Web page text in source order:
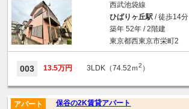
西武池袋線
ひばりヶ丘駅/ 徒歩14分
築年 52年 / 2階建
東京都西東京市栄町2
003 13.5万円 3LDK（74.52ｍ2 ）
保谷の2K賃貸アパート
アパート